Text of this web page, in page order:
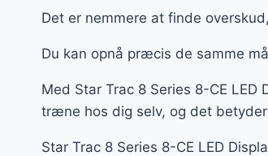
Det er nemmere at finde
Du kan opnå præcis de samme
Med Star Trac 8 Series 8-CE
træne hos dig selv, og det
Star Trac 8 Series 8-CE LED